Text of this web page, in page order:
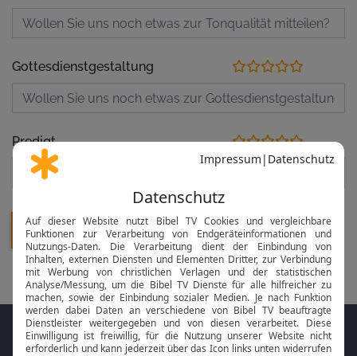
Gottesdienstgestaltung
Predigt
Folge MeinGottesdienst.com auf den